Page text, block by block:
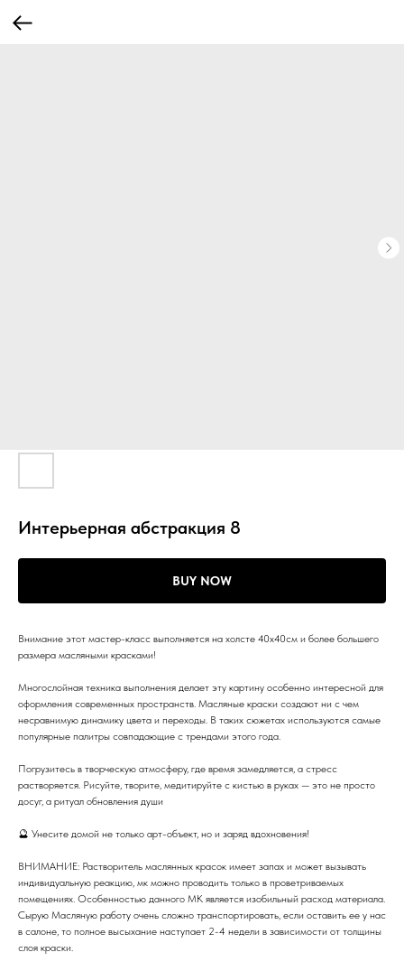
Интерьерная абстракция 8
BUY NOW
Внимание этот мастер-класс выполняется на холсте 40х40см и более большего
размера масляными красками!
Многослойная техника выполнения делает эту картину особенно интересной для
оформления современных пространств. Масляные краски создают ни с чем
несравнимую динамику цвета и переходы. В таких сюжетах используются самые
популярные палитры совпадающие с трендами этого года.
Погрузитесь в творческую атмосферу, где время замедляется, а стресс
растворяется. Рисуйте, творите, медитируйте с кистью в руках — это не просто
досуг, а ритуал обновления души
🔮 Унесите домой не только арт-объект, но и заряд вдохновения!
ВНИМАНИЕ: Растворитель маслянных красок имеет запах и может вызывать
индивидуальную реакцию, мк можно проводить только в проветриваемых
помещениях. Особенностью данного МК является изобильный расход материала.
Сырую Масляную работу очень сложно транспортировать, если оставить ее у нас
в салоне, то полное высыхание наступает 2-4 недели в зависимости от толщины
слоя краски.